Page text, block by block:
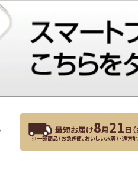
最短お届け8月21日（
※一部商品（お急ぎ便、おいしい水等）・遠方